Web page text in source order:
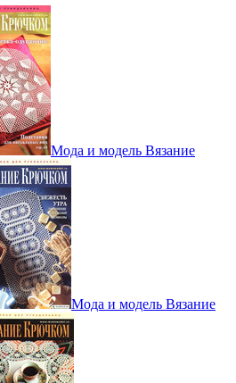
Мода и модель Вязание
Мода и модель Вязание